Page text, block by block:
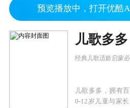
预览播放中，打开优酷
儿歌多多
经典儿歌适龄启蒙
儿歌多多，拥有
0-12岁儿童与家